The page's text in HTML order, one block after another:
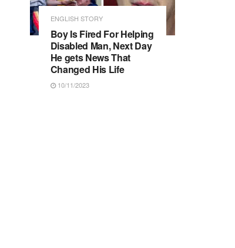
ENGLISH STORY
Boy Is Fired For Helping
Disabled Man, Next Day
He gets News That
Changed His Life
10/11/2023